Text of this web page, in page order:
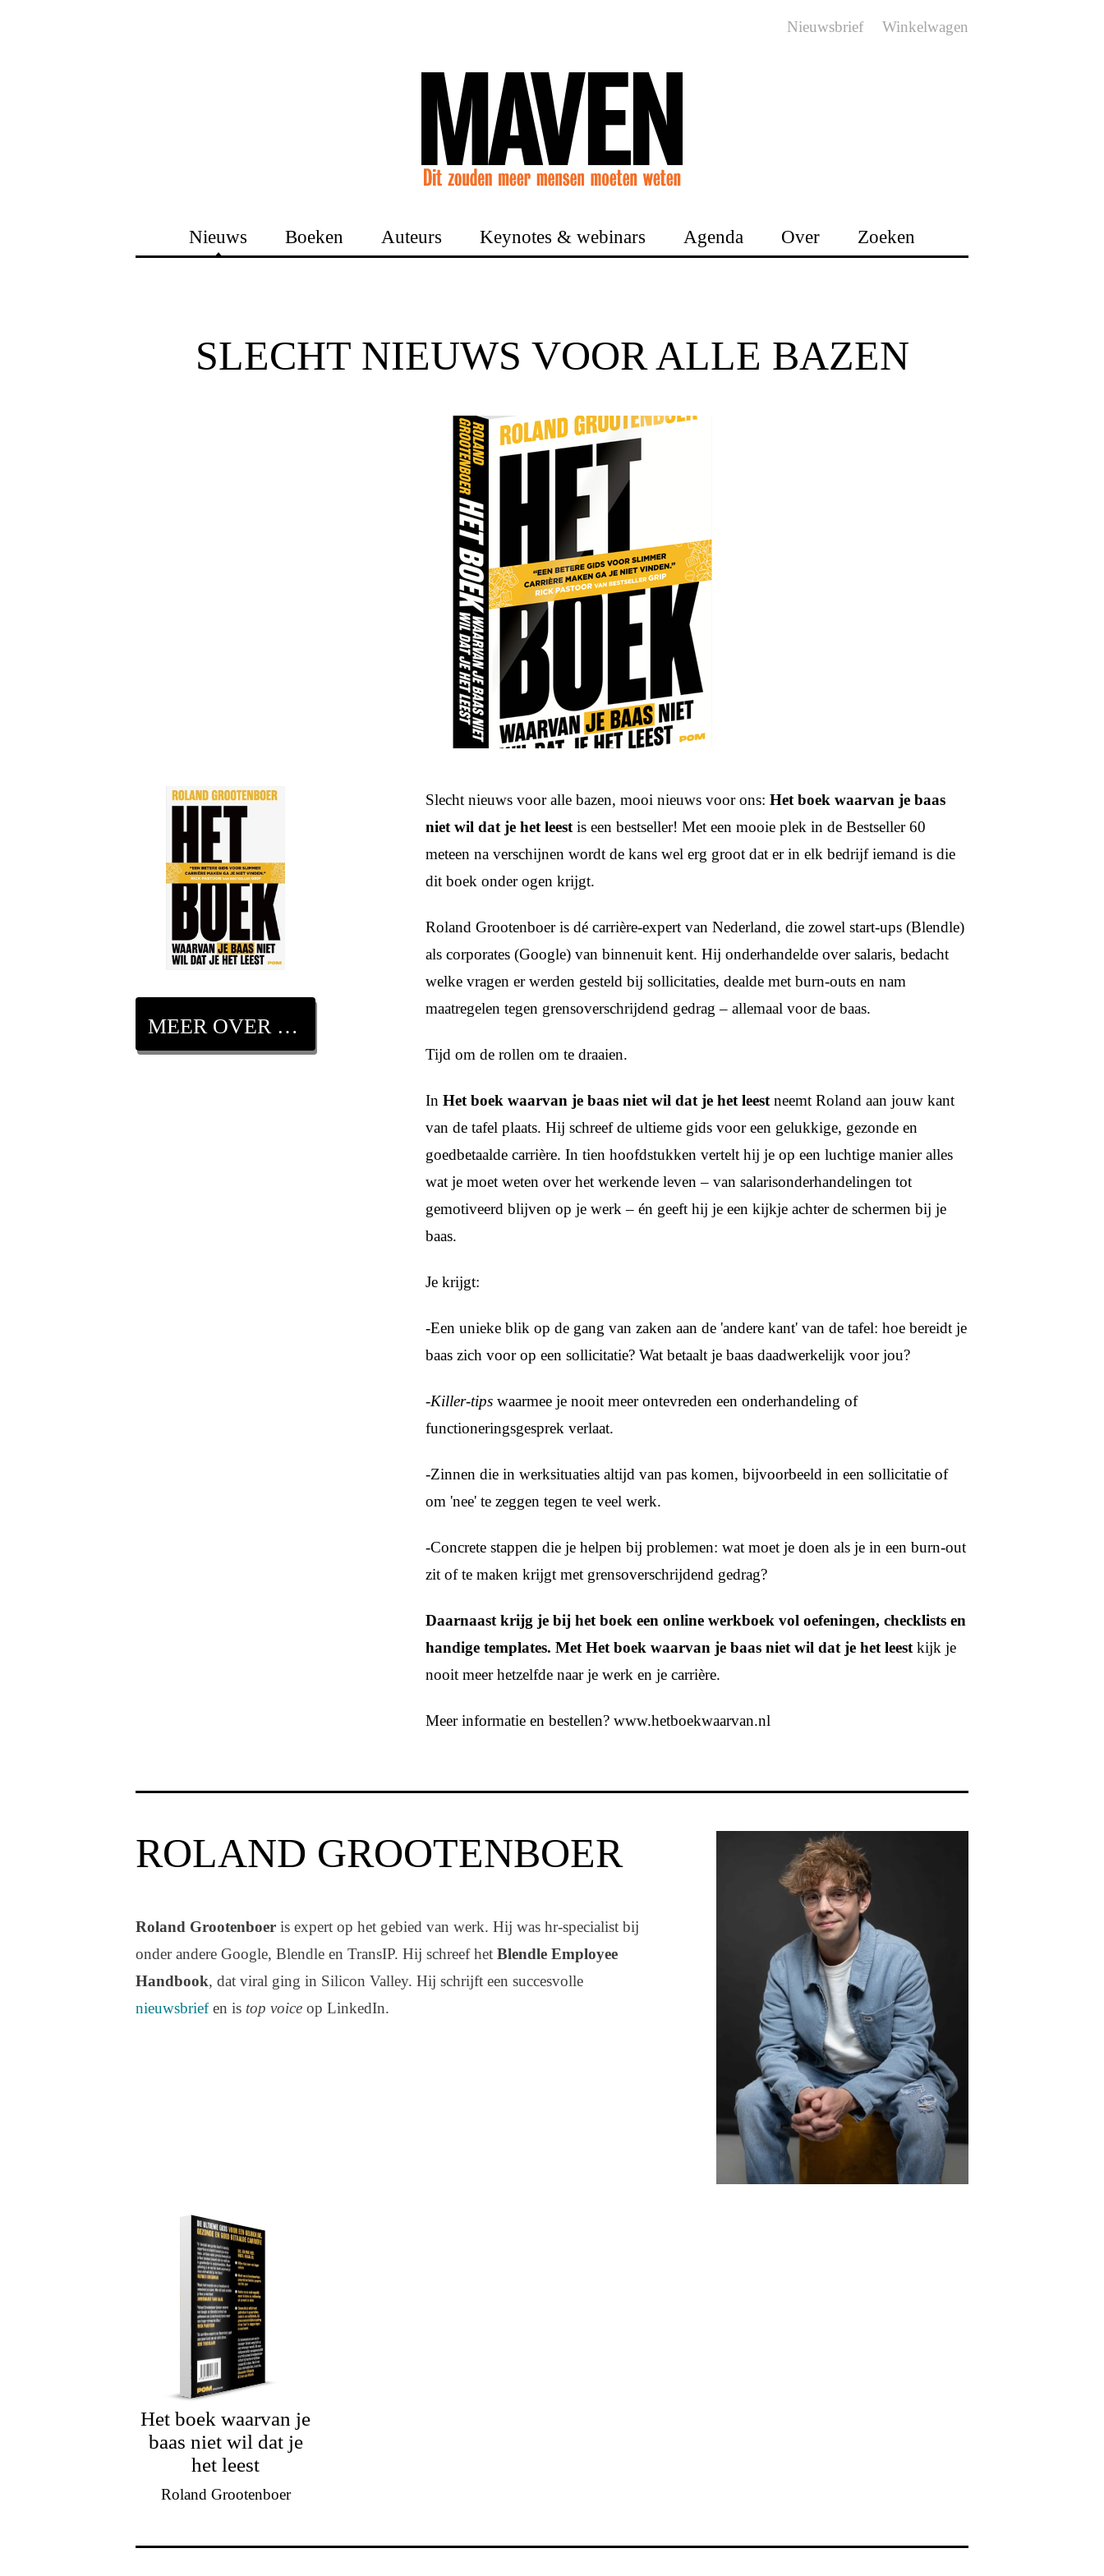
Nieuwsbrief Winkelwagen
Nieuws Boeken Auteurs Keynotes & webinars Agenda Over Zoeken
SLECHT NIEUWS VOOR ALLE BAZEN
MEER OVER DIT BOEK
Slecht nieuws voor alle bazen, mooi nieuws voor ons: Het boek waarvan je baas
niet wil dat je het leest is een bestseller! Met een mooie plek in de Bestseller 60
meteen na verschijnen wordt de kans wel erg groot dat er in elk bedrijf iemand is die
dit boek onder ogen krijgt.
Roland Grootenboer is dé carrière-expert van Nederland, die zowel start-ups (Blendle)
als corporates (Google) van binnenuit kent. Hij onderhandelde over salaris, bedacht
welke vragen er werden gesteld bij sollicitaties, dealde met burn-outs en nam
maatregelen tegen grensoverschrijdend gedrag – allemaal voor de baas.
Tijd om de rollen om te draaien.
InHet boek waarvan je baas niet wil dat je het leest neemt Roland aan jouw kant
van de tafel plaats. Hij schreef de ultieme gids voor een gelukkige, gezonde en
goedbetaalde carrière. In tien hoofdstukken vertelt hij je op een luchtige manier alles
wat je moet weten over het werkende leven – van salarisonderhandelingen tot
gemotiveerd blijven op je werk – én geeft hij je een kijkje achter de schermen bij je
baas.
Je krijgt:
-Een unieke blik op de gang van zaken aan de 'andere kant' van de tafel: hoe bereidt je
baas zich voor op een sollicitatie? Wat betaalt je baas daadwerkelijk voor jou?
-Killer-tips waarmee je nooit meer ontevreden een onderhandeling of
functioneringsgesprek verlaat.
-Zinnen die in werksituaties altijd van pas komen, bijvoorbeeld in een sollicitatie of
om 'nee' te zeggen tegen te veel werk.
-Concrete stappen die je helpen bij problemen: wat moet je doen als je in een burn-out
zit of te maken krijgt met grensoverschrijdend gedrag?
Daarnaast krijg je bij het boek een online werkboek vol oefeningen, checklists en
handige templates. MetHet boek waarvan je baas niet wil dat je het leestkijk je
nooit meer hetzelfde naar je werk en je carrière.
Meer informatie en bestellen? www.hetboekwaarvan.nl
ROLAND GROOTENBOER
Roland Grootenboer is expert op het gebied van werk. Hij was hr-specialist bij
onder andere Google, Blendle en TransIP. Hij schreef het Blendle Employee
Handbook, dat viral ging in Silicon Valley. Hij schrijft een succesvolle
nieuwsbrief en is top voice op LinkedIn.
Het boek waarvan je
baas niet wil dat je
het leest
Roland Grootenboer